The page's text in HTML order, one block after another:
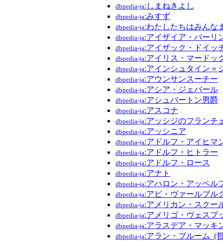
dbpedia-ja:しまねきよし
dbpedia-ja:みすず
dbpedia-ja:わたしたちはみんな
dbpedia-ja:アイザイア・バーリ
dbpedia-ja:アイザック・ドイッ
dbpedia-ja:アイリス・マードッ
dbpedia-ja:アインシュタイン＝
dbpedia-ja:アウンサンスーチー
dbpedia-ja:アシア・ジェバール
dbpedia-ja:アシュバートン男爵
dbpedia-ja:アスコナ
dbpedia-ja:アッシジのフランチ
dbpedia-ja:アッシニア
dbpedia-ja:アドルフ・アイヒマ
dbpedia-ja:アドルフ・ヒトラー
dbpedia-ja:アドルフ・ロース
dbpedia-ja:アナト
dbpedia-ja:アハロン・アッペル
dbpedia-ja:アビ・ヴァールブル
dbpedia-ja:アメリカン・スクー
dbpedia-ja:アメリゴ・ヴェスプ
dbpedia-ja:アラスデア・マッキ
dbpedia-ja:アラン・ブルーム_(